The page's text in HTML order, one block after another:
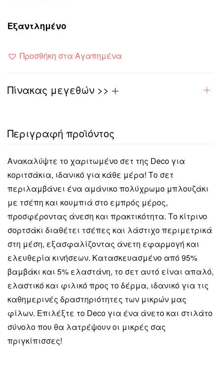
Εξαντλημένο
Προσθήκη στα Αγαπημένα
Πίνακας μεγεθών >>
Περιγραφή προϊόντος
Ανακαλύψτε το χαριτωμένο σετ της Deco για
κοριτσάκια, ιδανικό για κάθε μέρα! Το σετ
περιλαμβάνει ένα αμάνικο πολύχρωμο μπλουζάκι
με τσέπη και κουμπιά στο εμπρός μέρος,
προσφέροντας άνεση και πρακτικότητα. Το κίτρινο
σορτσάκι διαθέτει τσέπες και λάστιχο περιμετρικά
στη μέση, εξασφαλίζοντας άνετη εφαρμογή και
ελευθερία κινήσεων. Κατασκευασμένο από 95%
βαμβάκι και 5% ελαστάνη, το σετ αυτό είναι απαλό,
ελαστικό και φιλικό προς το δέρμα, ιδανικό για τις
καθημερινές δραστηριότητες των μικρών μας
φίλων. Επιλέξτε το Deco για ένα άνετο και στιλάτο
σύνολο που θα λατρέψουν οι μικρές σας
πριγκίπισσες!